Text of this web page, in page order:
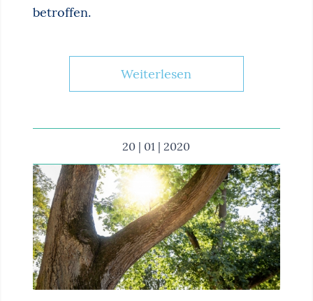
betroffen.
Weiterlesen
20 | 01 | 2020